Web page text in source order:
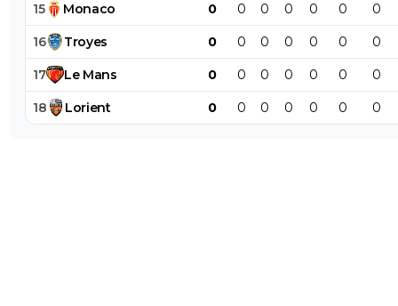
15 Monaco 0 0 0 0 0 0 0
16 Troyes 0 0 0 0 0 0 0
17 Le Mans 0 0 0 0 0 0 0
18 Lorient 0 0 0 0 0 0 0